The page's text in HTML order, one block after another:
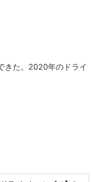
きた。2020年のドライ